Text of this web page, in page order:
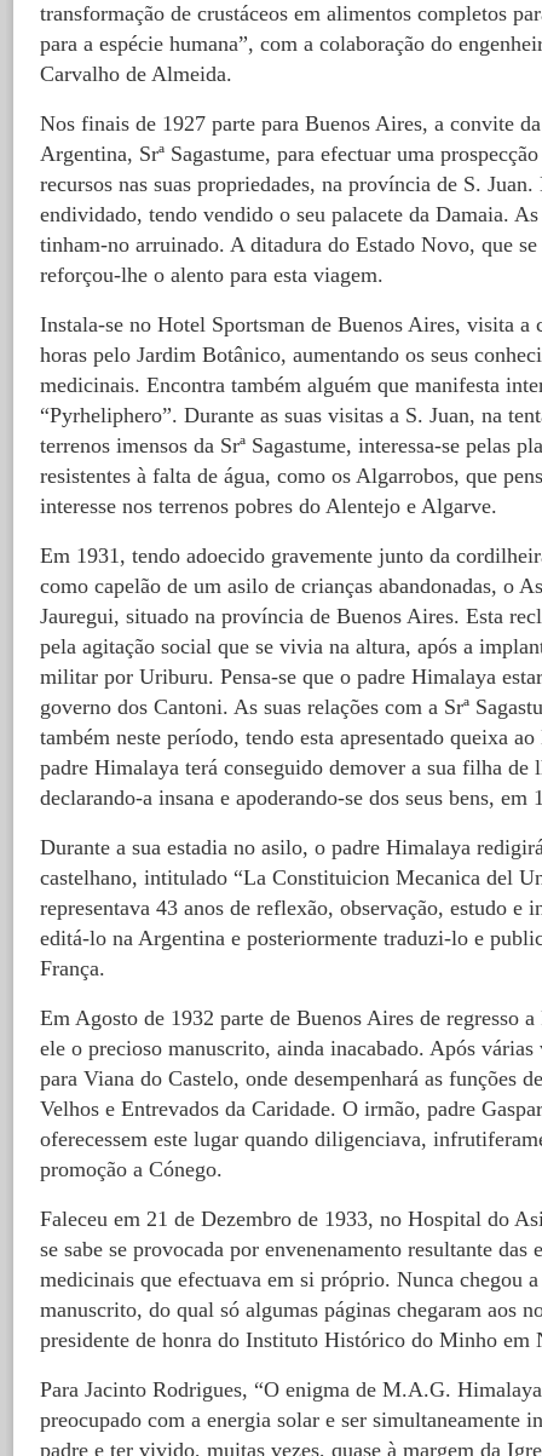
transformação de crustáceos em alimentos completos
para a espécie humana”, com a colaboração do
Carvalho de Almeida.
Nos finais de 1927 parte para Buenos Aires, a convite
Argentina, Srª Sagastume, para efectuar uma
recursos nas suas propriedades, na província de S. Juan.
endividado, tendo vendido o seu palacete da Damaia.
tinham-no arruinado. A ditadura do Estado Novo, que
reforçou-lhe o alento para esta viagem.
Instala-se no Hotel Sportsman de Buenos Aires, visita a
horas pelo Jardim Botânico, aumentando os seus
medicinais. Encontra também alguém que manifesta
“Pyrheliphero”. Durante as suas visitas a S. Juan, na
terrenos imensos da Srª Sagastume, interessa-se pelas
resistentes à falta de água, como os Algarrobos, que
interesse nos terrenos pobres do Alentejo e Algarve.
Em 1931, tendo adoecido gravemente junto da
como capelão de um asilo de crianças abandonadas, o
Jauregui, situado na província de Buenos Aires. Esta
pela agitação social que se vivia na altura, após a
militar por Uriburu. Pensa-se que o padre Himalaya
governo dos Cantoni. As suas relações com a Srª
também neste período, tendo esta apresentado queixa
padre Himalaya terá conseguido demover a sua filha de
declarando-a insana e apoderando-se dos seus bens, em
Durante a sua estadia no asilo, o padre Himalaya
castelhano, intitulado “La Constituicion Mecanica del
representava 43 anos de reflexão, observação, estudo e
editá-lo na Argentina e posteriormente traduzi-lo e
França.
Em Agosto de 1932 parte de Buenos Aires de regresso
ele o precioso manuscrito, ainda inacabado. Após várias
para Viana do Castelo, onde desempenhará as funções
Velhos e Entrevados da Caridade. O irmão, padre
oferecessem este lugar quando diligenciava,
promoção a Cónego.
Faleceu em 21 de Dezembro de 1933, no Hospital do
se sabe se provocada por envenenamento resultante das
medicinais que efectuava em si próprio. Nunca chegou
manuscrito, do qual só algumas páginas chegaram aos
presidente de honra do Instituto Histórico do Minho em
Para Jacinto Rodrigues, “O enigma de M.A.G.
preocupado com a energia solar e ser simultaneamente
padre e ter vivido, muitas vezes, quase à margem da